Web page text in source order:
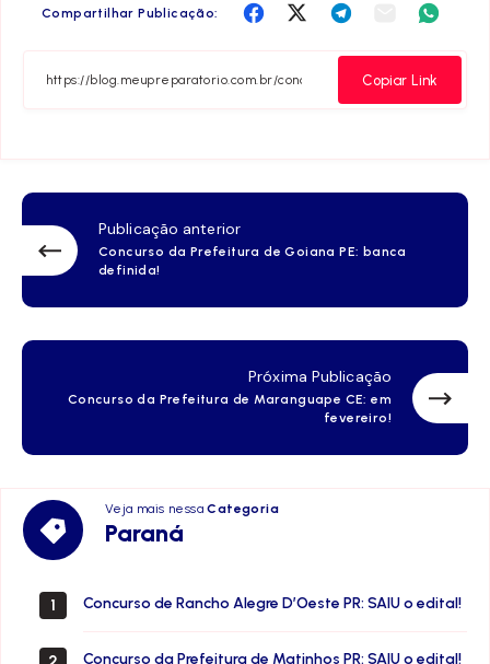
Compartilhar Publicação:
Compartilha
Facebook
CompartilhaCompartilha
Telegram
Compartilha
Email
Copiar Link
Publicação anterior
Concurso da Prefeitura de Goiana PE: banca
definida!
Próxima Publicação
Concurso da Prefeitura de Maranguape CE: em
fevereiro!
Veja mais nessaCategoria
Paraná
Paraná
1 Concurso de Rancho Alegre D’Oeste PR: SAIU o edital!
Concurso da Prefeitura de Matinhos PR: SAIU o edital!